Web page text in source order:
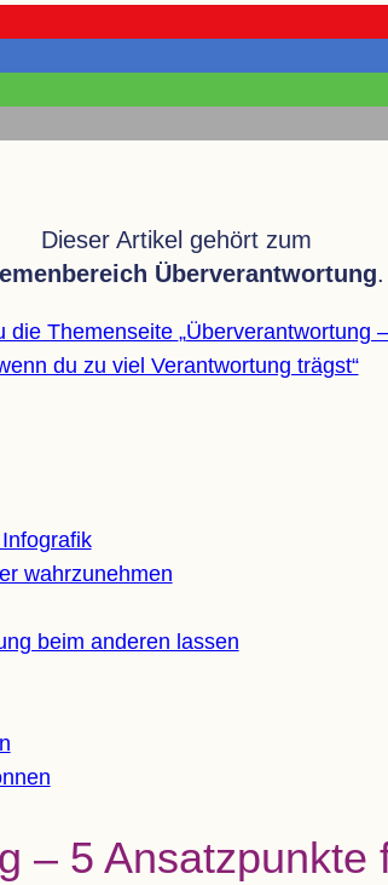
Die­ser Arti­kel gehört zum
Über­ver­ant­wor­tung.
die The­men­seite „Über­ver­ant­wor­tung
du zu viel Ver­ant­wor­tung trägst“
wahrzunehmen
beim ande­ren lassen
– 5 Ansatz­punkte